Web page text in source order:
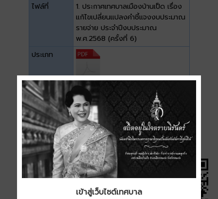
ไฟล์ที่
1. ประกาศเทศบาลเมืองบ้านเป็ด เรื่อง
แก้ไขเปลี่ยนแปลงคำชี้แจงงบประมาณ
รายจ่าย ประจำปีงบประมาณ
พ.ศ.2568 (ครั้งที่ 6)
ประเภท
ขนาด
0.32 MB
ดาวน์โหลด
เข้าสู่เว็บไซต์เทศบาล